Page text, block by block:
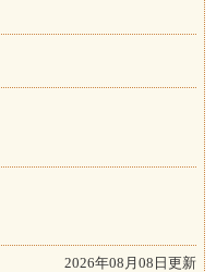
2026年08月08日更新